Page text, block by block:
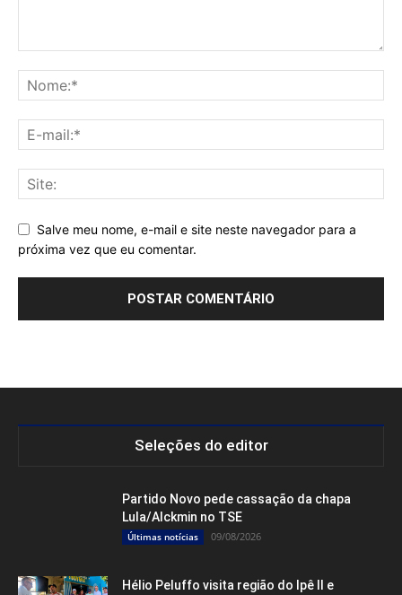
Salve meu nome, e-mail e site neste navegador para a
próxima vez que eu comentar.
Seleções do editor
Partido Novo pede cassação da chapa
Lula/Alckmin no TSE
Últimas notícias 09/08/2026
Hélio Peluffo visita região do Ipê II e